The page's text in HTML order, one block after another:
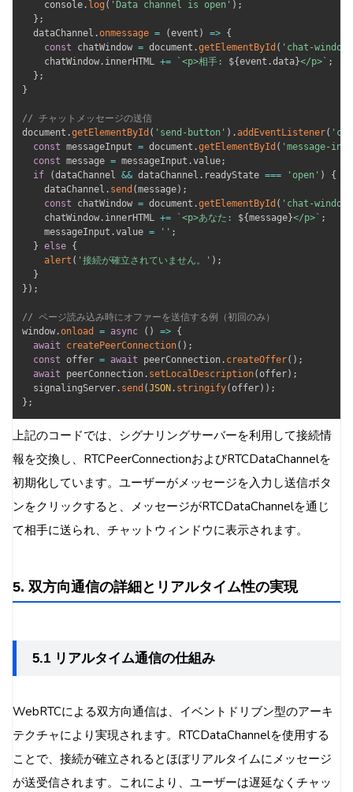
    console
. log ( 'Data channel is open' ) ;
} ;
  dataChannel
.onmessage = (event ) => {
const chatWindow = document .getElementById ( 'chat-window'
    chatWindow
. innerHTML += ` <p>相手: ${event .data}</p> ` ;
} ;
}
// チャットメッセージの送信
document .getElementById ( 'send-button' ) .addEventListener(
const messageInput = document .getElementById ( 'message-
const message = messageInput .value;
if
(dataChannel && dataChannel . readyState === 'open' )
{
    dataChannel
. send (message) ;
const chatWindow = document .getElementById ( 'chat-window'
    chatWindow
. innerHTML += ` <p>あなた: ${message}</p> ` ;
    messageInput
.value = '' ;
} else {
alert ( '接続が確立されていません。' ) ;
}
} ) ;
// ページ読み込み時にオファーを送信する例（初回のみ）
window .onload = async ( ) => {
await
createPeerConnection( ) ;
const offer = await peerConnection . createOffer( ) ;
await peerConnection . setLocalDescription(offer) ;
  signalingServer
. send (JSON . stringify(offer) ) ;
} ;
上記のコードでは、シグナリングサーバーを利用して接続情
報を交換し、RTCPeerConnectionおよびRTCDataChannelを
初期化しています。ユーザーがメッセージを入力し送信ボタ
ンをクリックすると、メッセージがRTCDataChannelを通じ
て相手に送られ、チャットウィンドウに表示されます。
5. 双方向通信の詳細とリアルタイム性の実現
5.1 リアルタイム通信の仕組み
WebRTCによる双方向通信は、イベントドリブン型のアーキ
テクチャにより実現されます。RTCDataChannelを使用する
ことで、接続が確立されるとほぼリアルタイムにメッセージ
が送受信されます。これにより、ユーザーは遅延なくチャッ